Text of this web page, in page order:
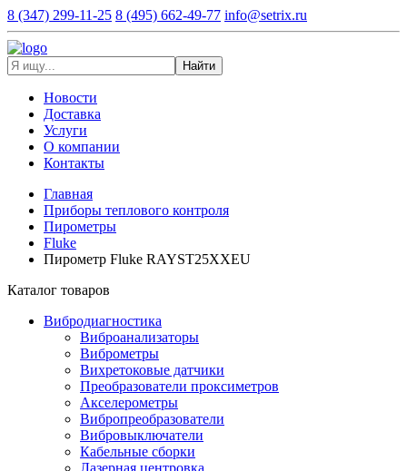
8 (347) 299-11-25 8 (495) 662-49-77 info@setrix.ru
Найти
Новости
Доставка
Услуги
О компании
Контакты
Главная
Приборы теплового контроля
Пирометры
Fluke
Пирометр Fluke RAYST25XXEU
Каталог товаров
Вибродиагностика
Виброанализаторы
Виброметры
Вихретоковые датчики
Преобразователи проксиметров
Акселерометры
Вибропреобразователи
Вибровыключатели
Кабельные сборки
Лазерная центровка